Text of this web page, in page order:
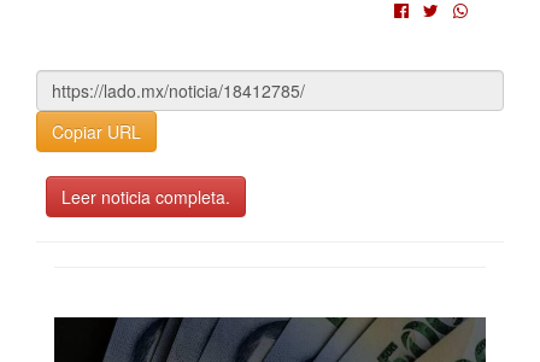
Copiar URL
Leer noticia completa.